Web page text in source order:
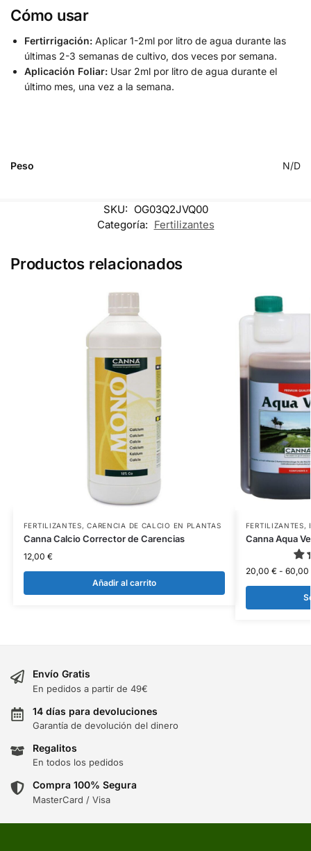
Cómo usar
Fertirrigación: Aplicar 1-2ml por litro de agua durante las
últimas 2-3 semanas de cultivo, dos veces por semana.
Aplicación Foliar: Usar 2ml por litro de agua durante el
último mes, una vez a la semana.
Peso N/D
SKU: OG03Q2JVQ00
Categoría: Fertilizantes
Productos relacionados
FERTILIZANTES,CARENCIA DE CALCIO EN PLANTAS
Canna Calcio Corrector de Carencias
12,00 €
Añadir al carrito
FERTILIZANTES,
Canna Aqua
20,00 € - 60,00
Envío Gratis
En pedidos a partir de 49€
14 días para devoluciones
Garantía de devolución del dinero
Regalitos
En todos los pedidos
Compra 100% Segura
MasterCard / Visa